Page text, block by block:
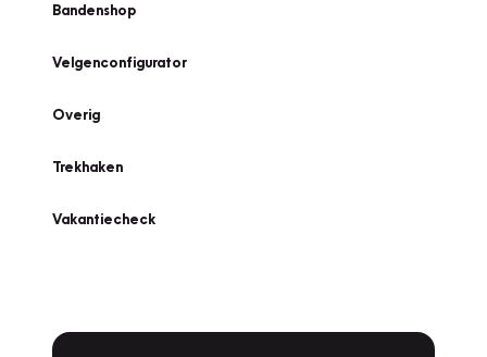
Bandenshop
Velgenconfigurator
Overig
Trekhaken
Vakantiecheck